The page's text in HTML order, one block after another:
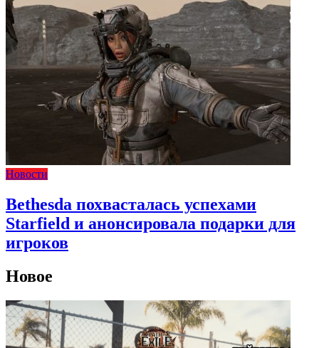
Новости
Bethesda похвасталась успехами
Starfield и анонсировала подарки для
игроков
Новое